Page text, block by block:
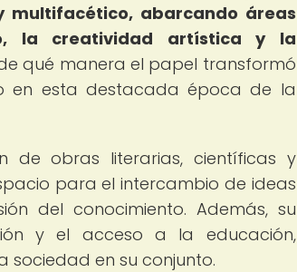
multifacético, abarcando áreas
la creatividad artística y la
qué manera el papel transformó
en esta destacada época de la
de obras literarias, científicas y
para el intercambio de ideas
del conocimiento. Además, su
y el acceso a la educación,
en su conjunto.